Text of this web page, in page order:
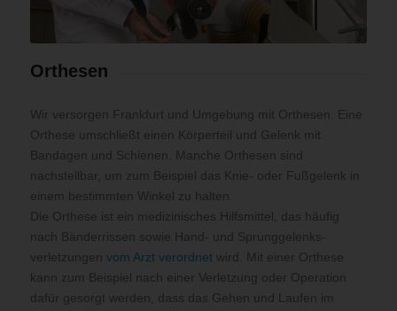
Orthesen
Wir versorgen Frankfurt und Umgebung mit Orthesen. Eine
Orthese umschließt einen Körperteil und Gelenk mit
Bandagen und Schienen. Manche Orthesen sind
nachstellbar, um zum Beispiel das Knie- oder Fußgelenk in
einem bestimmten Winkel zu halten.
Die Orthese ist ein medizinisches Hilfsmittel, das häufig
nach Bänderrissen sowie Hand- und Sprunggelenks­
verletzungen vom Arzt verordnetwird. Mit einer Orthese
kann zum Beispiel nach einer Verletzung oder Operation
dafür gesorgt werden, dass das Gehen und Laufen im